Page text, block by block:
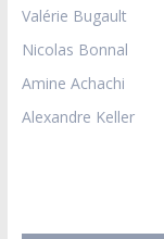
Valérie Bugault
Nicolas Bonnal
Amine Achachi
Alexandre Keller